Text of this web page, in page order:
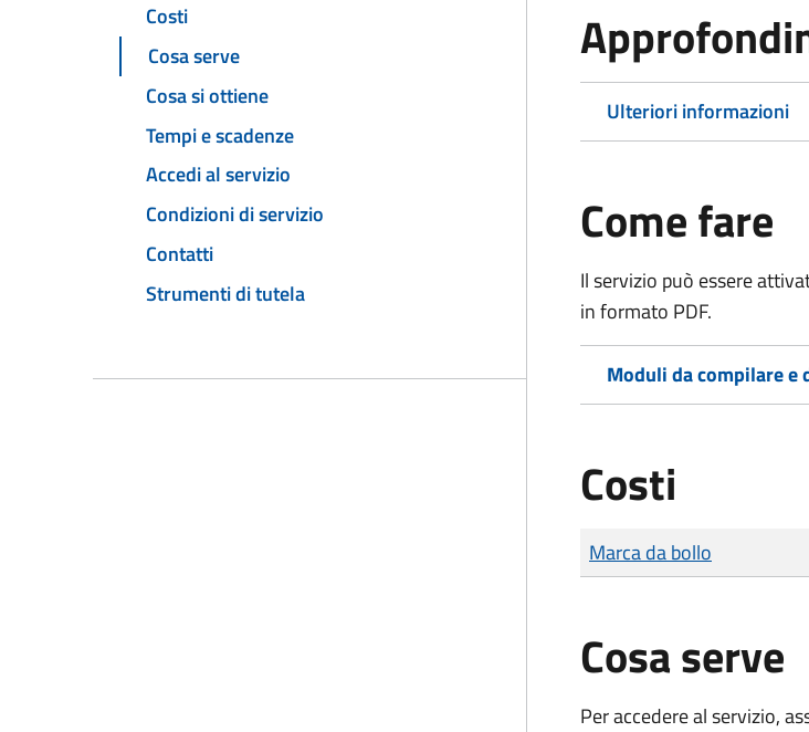
Costi
Cosa serve
Cosa si ottiene
Tempi e scadenze
Accedi al servizio
Condizioni di servizio
Contatti
Strumenti di tutela
Ulteriori informazioni
Come fare
Il servizio può essere
in formato PDF.
Moduli da compilare e
Costi
Tipo di pagamento
Importo
Marca da bollo
Cosa serve
Per accedere al servizio,